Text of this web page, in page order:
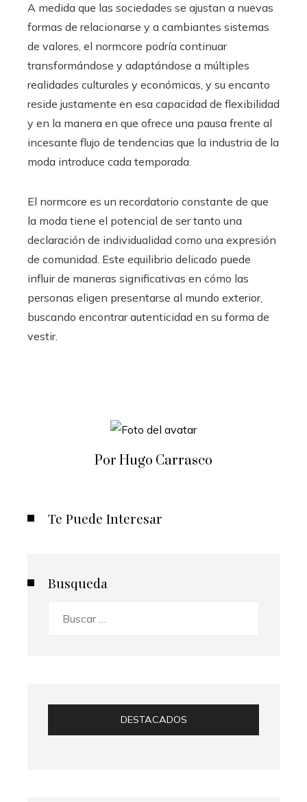
A medida que las sociedades se ajustan a nuevas
formas de relacionarse y a cambiantes sistemas
de valores, el normcore podría continuar
transformándose y adaptándose a múltiples
realidades culturales y económicas, y su encanto
reside justamente en esa capacidad de flexibilidad
y en la manera en que ofrece una pausa frente al
incesante flujo de tendencias que la industria de la
moda introduce cada temporada.
El normcore es un recordatorio constante de que
la moda tiene el potencial de ser tanto una
declaración de individualidad como una expresión
de comunidad. Este equilibrio delicado puede
influir de maneras significativas en cómo las
personas eligen presentarse al mundo exterior,
buscando encontrar autenticidad en su forma de
vestir.
Por Hugo Carrasco
Te Puede Interesar
Busqueda
DESTACADOS